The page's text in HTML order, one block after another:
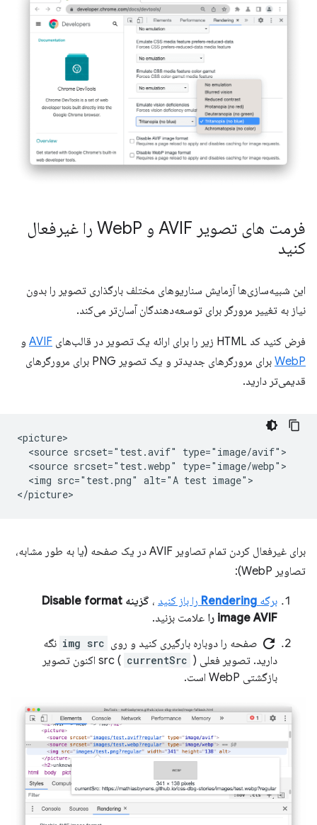
فرمت های تصویر AVIF و Web
P را غیرفعال
کنید
این شبیه‌سازی‌ها آزمایش سناریوهای مختلف بارگذاری تصویر را بدون
نیاز به تغییر مرورگر برای توسعه‌دهندگان آسان‌تر می‌کند.
فرض کنید کد HTML زیر را برای ارائه یک تصویر در قالب‌های AVIF و
WebP
برای مرورگرهای جدیدتر و یک تصویر PNG برای مرورگرهای
قدیمی‌تر دارید.
<picture>
  <source srcset="test.avif" type="image/avif">
  <source srcset="test.webp" type="image/webp">
  <img src="test.png" alt="A test image">
برای غیرفعال کردن تمام تصاویر AVIF در یک صفحه (یا به طور مشابه،
تصاویر WebP):
برگه Rendering را باز کنید ،
گزینه Disable format
image AVIF را
علامت بزنید.
refresh صفحه را دوباره بارگیری کنید و روی img src نگه
دارید. تصویر فعلی src (
currentSrc
) اکنون تصویر
بازگشتی WebP است.